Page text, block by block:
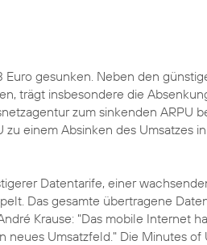
Euro gesunken. Neben den
trägt insbesondere die
zum sinkenden ARPU
einem Absinken des Umsatzes
Datentarife, einer
Das gesamte übertragene
Krause: "Das mobile Internet
Umsatzfeld." Die Minutes of